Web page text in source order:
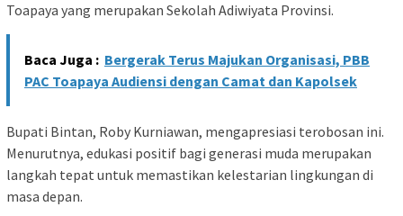
Toapaya yang merupakan Sekolah Adiwiyata Provinsi.
Baca Juga : Bergerak Terus Majukan Organisasi, PBB
PAC Toapaya Audiensi dengan Camat dan Kapolsek
Bupati Bintan, Roby Kurniawan, mengapresiasi terobosan ini.
Menurutnya, edukasi positif bagi generasi muda merupakan
langkah tepat untuk memastikan kelestarian lingkungan di
masa depan.